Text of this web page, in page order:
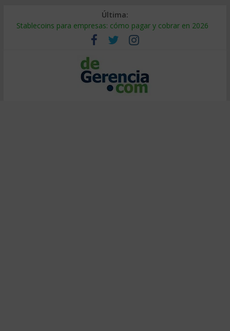
Última:
Stablecoins para empresas: cómo pagar y cobrar en 2026
Despido silencioso: qué es y por qué sale tan caro
IA en selección de personal: cómo auditarla a tiempo
Trabajo forzoso en la cadena de suministro: qué hacer
Mercado hispano de EE. UU.: cómo segmentarlo y venderle